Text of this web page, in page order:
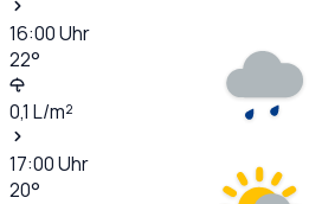
16:00Uhr
22°
0,1 L/m²
17:00Uhr
20°